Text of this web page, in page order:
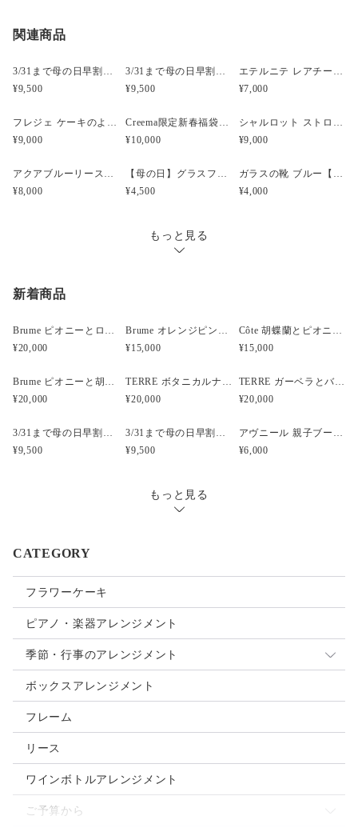
◆flowers：バラ、アジサイ（どちらもプリザーブド）、バラ
◆size：直径約11.5cm×高さ9.5cm
他店でも販売しているため、入れ違いで品切れとなってしまう
※スタンド、プレート等は含まれておりません。
ちてしまうことがございます。あらかじめご了承ください。
◆ピックを変更できます
———————————————————
す。オプションにてご選択ください。
◆名入れ Happy Birthday
———————————————————
———————————————————
ベリーレッド
https://www.creema.jp/item/8548196/detail
https://www.creema.jp/item/19554523/detail
https://www.creema.jp/item/8548505/detail
https://www.creema.jp/item/17111112/detail
ないお色はカラーオーダーも承ります。ご相談ください。
https://www.creema.jp/item/16620524/detail
さい。改めてご連絡差し上げますので、ご理解のほど宜
しくお願い致します。
受注制作のため1週間ほどお時間をいただく場合がござ
います。お急ぎの方はメールにてご相談ください。
お届け日時等にご指定がある場合は、購入時に備考欄へ
18時・18時～20時・19時～21時
宅急便（ヤマト）
¥5,000以上のご注文で送料無料
関連商品
3/31まで母の日早割・5束限定 ピオニーのアーティフィシャルフラワーブーケ Merci Élégantメルシーエレガン
¥9,500
3/31まで母の日早割・5束限定 ローズのアーティフィシャルフラワーブーケ Bonheur Rosé（ボヌール・ロゼ）
¥9,500
エテルニテ レアチーズケーキ風プリザーブドアレンジメント
¥7,000
フレジェ ケーキのようなプリザーブドフラワーアレンジメント
¥9,000
Creema限定新春福袋〈竹〉 プリザーブドフラワーケーキ＆選べる椿のブローチセット
¥10,000
シャルロット ストロベリーピンク プリザーブドフラワーケーキ 【名入れ可能】
¥9,000
アクアブルーリース プリザーブドフラワー【誕生日】【結婚祝】
¥8,000
【母の日】グラスフラワーアレンジメント ピンク
¥4,500
ガラスの靴 ブルー【結婚祝い・誕生日・記念日】
¥4,000
もっと見る
新着商品
Brume ピオニーとローズと胡蝶蘭のウェディングブーケ
¥20,000
Brume オレンジピンクのフープブーケ
¥15,000
Côte 胡蝶蘭とピオニーのキャスケードブーケ｜ピンク×ホワイト
¥15,000
Brume ピオニーと胡蝶蘭のウェディングブーケ
¥20,000
TERRE ボタニカルナチュラルクラッチウェディングブーケ
¥20,000
TERRE ガーベラとバンクシアのナチュラルクラッチブーケ
¥20,000
3/31まで母の日早割・5束限定 ピオニーのアーティフィシャルフラワーブーケ Merci Élégantメルシーエレガン
¥9,500
3/31まで母の日早割・5束限定 ローズのアーティフィシャルフラワーブーケ Bonheur Rosé（ボヌール・ロゼ）
¥9,500
アヴニール 親子ブーケ風ガラスボトル アーティフィシャルフラワー
¥6,000
もっと見る
CATEGORY
フラワーケーキ
ピアノ・楽器アレンジメント
季節・行事のアレンジメント
母の日
クリスマス
お正月
ご入学・ご卒業
お誕生日
ボックスアレンジメント
フレーム
リース
ワインボトルアレンジメント
ご予算から